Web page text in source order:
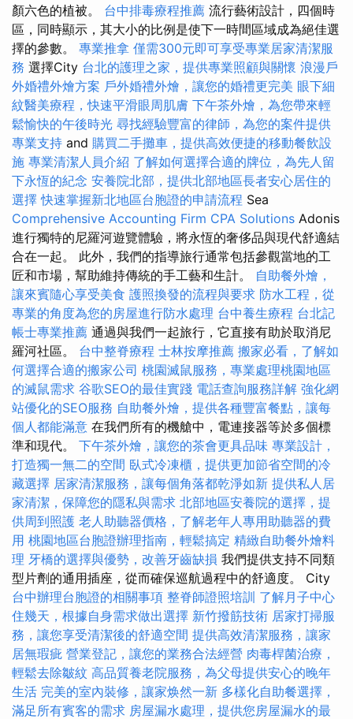
顏六色的植被。 台中排毒療程推薦 流行藝術設計，四個時
區，同時顯示，其大小的比例是使下一時間區域成為絕佳選
擇的參數。 專業推拿 僅需300元即可享受專業居家清潔服
務 選擇City 台北的護理之家，提供專業照顧與關懷 浪漫戶
外婚禮外燴方案 戶外婚禮外燴，讓您的婚禮更完美 眼下細
紋醫美療程，快速平滑眼周肌膚 下午茶外燴，為您帶來輕
鬆愉快的午後時光 尋找經驗豐富的律師，為您的案件提供
專業支持 and 購買二手攤車，提供高效便捷的移動餐飲設
施 專業清潔人員介紹 了解如何選擇合適的牌位，為先人留
下永恆的紀念 安養院北部，提供北部地區長者安心居住的
選擇 快速掌握新北地區台胞證的申請流程 Sea
Comprehensive Accounting Firm CPA Solutions Adonis
進行獨特的尼羅河遊覽體驗，將永恆的奢侈品與現代舒適結
合在一起。 此外，我們的指導旅行通常包括參觀當地的工
匠和市場，幫助維持傳統的手工藝和生計。 自助餐外燴，
讓來賓隨心享受美食 護照換發的流程與要求 防水工程，從
專業的角度為您的房屋進行防水處理 台中養生療程 台北記
帳士專業推薦 通過與我們一起旅行，它直接有助於取消尼
羅河社區。 台中整脊療程 士林按摩推薦 搬家必看，了解如
何選擇合適的搬家公司 桃園滅鼠服務，專業處理桃園地區
的滅鼠需求 谷歌SEO的最佳實踐 電話查詢服務詳解 強化網
站優化的SEO服務 自助餐外燴，提供各種豐富餐點，讓每
個人都能滿意 在我們所有的機艙中，電連接器等於多個標
準和現代。 下午茶外燴，讓您的茶會更具品味 專業設計，
打造獨一無二的空間 臥式冷凍櫃，提供更加節省空間的冷
藏選擇 居家清潔服務，讓每個角落都乾淨如新 提供私人居
家清潔，保障您的隱私與需求 北部地區安養院的選擇，提
供周到照護 老人助聽器價格，了解老年人專用助聽器的費
用 桃園地區台胞證辦理指南，輕鬆搞定 精緻自助餐外燴料
理 牙橋的選擇與優勢，改善牙齒缺損 我們提供支持不同類
型片劑的通用插座，從而確保巡航過程中的舒適度。 City
台中辦理台胞證的相關事項 整脊師證照培訓 了解月子中心
住幾天，根據自身需求做出選擇 新竹撥筋技術 居家打掃服
務，讓您享受清潔後的舒適空間 提供高效清潔服務，讓家
居無瑕疵 營業登記，讓您的業務合法經營 肉毒桿菌治療，
輕鬆去除皺紋 高品質養老院服務，為父母提供安心的晚年
生活 完美的室內裝修，讓家焕然一新 多樣化自助餐選擇，
滿足所有賓客的需求 房屋漏水處理，提供您房屋漏水的最